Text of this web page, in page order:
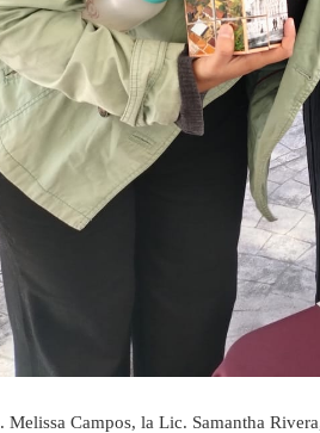
Melissa Campos, la Lic. Samantha